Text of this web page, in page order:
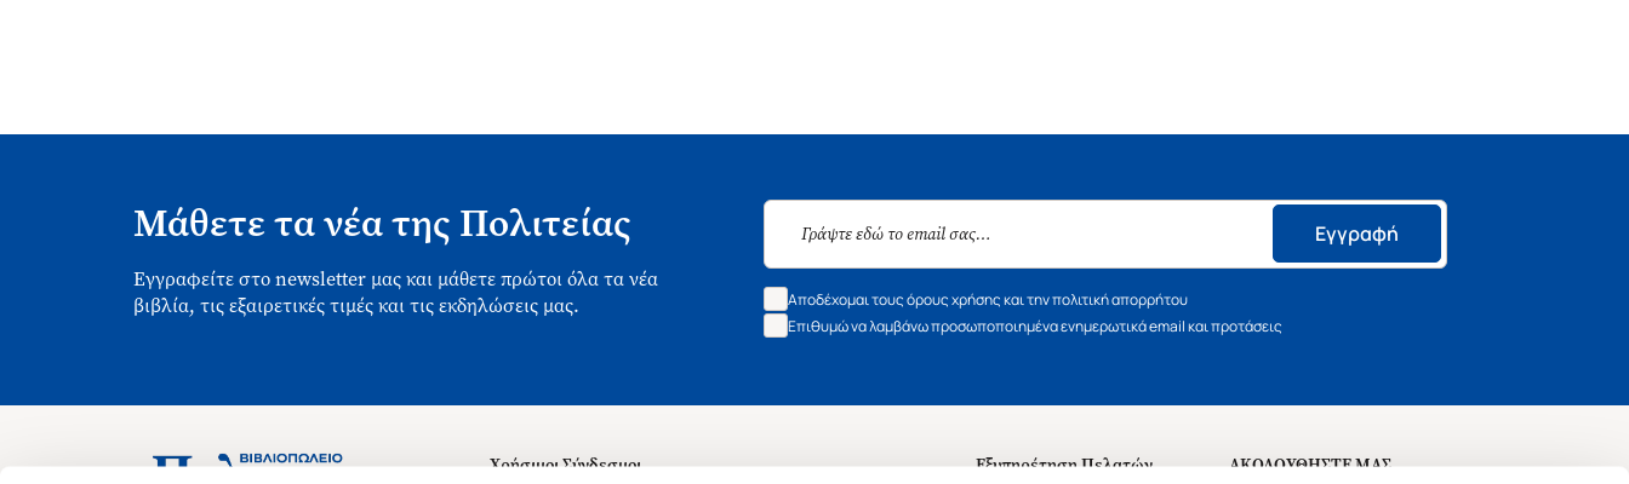
Μάθετε τα νέα της Πολιτείας
Εγγραφείτε στο newsletter μας και μάθετε πρώτοι όλα τα νέα
βιβλία, τις εξαιρετικές τιμές και τις εκδηλώσεις μας.
Εγγραφή
Αποδέχομαι τους όρους χρήσης και την πολιτική απορρήτου
Επιθυμώ να λαμβάνω προσωποποιημένα ενημερωτικά email και προτάσεις
Χρήσιμοι Σύνδεσμοι Εξυπηρέτηση Πελατών ΑΚΟΛΟΥΘΗΣΤΕ ΜΑΣ